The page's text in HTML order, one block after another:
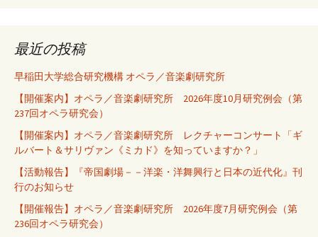
最近の投稿
早稲田大学総合研究機構 オペラ／音楽劇研究所
【開催案内】オペラ／音楽劇研究所 2026年度10月研究例会（第
237回オペラ研究会）
【開催案内】オペラ／音楽劇研究所 レクチャーコンサート「ギ
ルバート＆サリヴァン《ミカド》を知っていますか？」
【活動報告】『帝国劇場－－洋楽・洋舞興行と日本の近代化』刊
行のお知らせ
【開催報告】オペラ／音楽劇研究所 2026年度7月研究例会（第
236回オペラ研究会）